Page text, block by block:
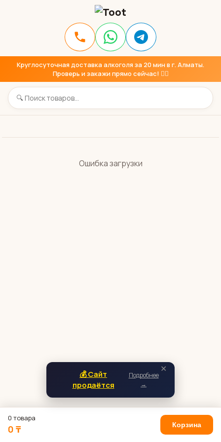
Круглосуточная доставка алкоголя за 20 мин в г. Алматы.
Проверь и закажи прямо сейчас! 👇🏼
Ошибка загрузки
✕
💰 Сайт
продаётся
Подробнее
→
0 товара
0 ₸ Корзина